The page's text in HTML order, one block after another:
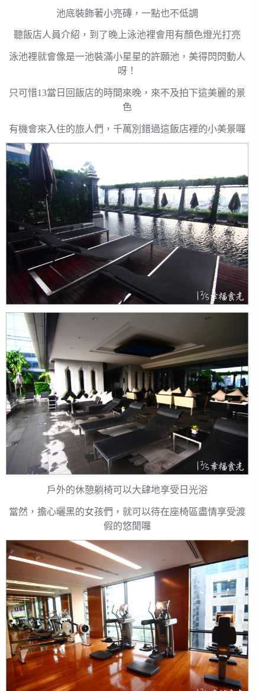
池底裝飾著小亮磚，一點也不低調
聽飯店人員介紹，到了晚上泳池裡會用有顏色燈光打亮
泳池裡就會像是一池裝滿小星星的許願池，美得閃閃動人
呀！
只可惜13當日回飯店的時間來晚，來不及拍下這美麗的景
色
有機會來入住的旅人們，千萬別錯過這飯店裡的小美景囉
戶外的休憩躺椅可以大肆地享受日光浴
當然，擔心曬黑的女孩們，就可以待在座椅區盡情享受渡
假的悠閒囉